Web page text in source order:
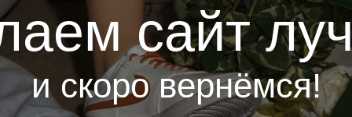
сайт
и скоро вернёмся!